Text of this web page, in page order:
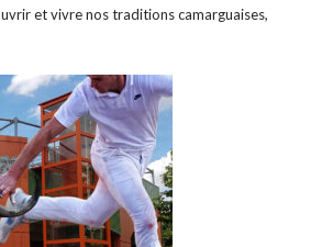
et vivre nos traditions camarguaises,